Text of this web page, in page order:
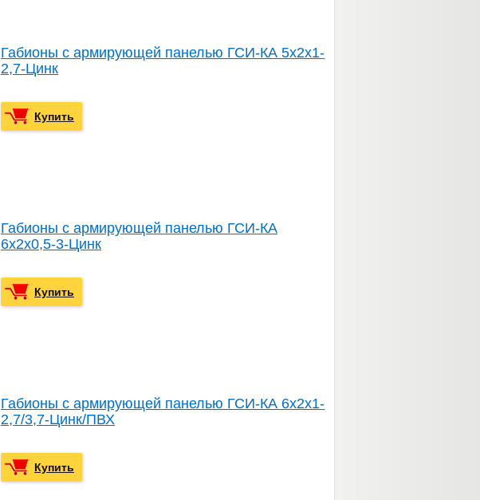
Габионы с армирующей панелью ГСИ-КА 5х2х1-
2,7-Цинк
Купить
Габионы с армирующей панелью ГСИ-КА
6х2х0,5-3-Цинк
Купить
Габионы с армирующей панелью ГСИ-КА 6х2х1-
2,7/3,7-Цинк/ПВХ
Купить